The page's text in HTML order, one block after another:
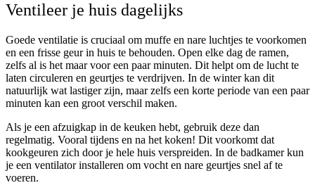
Ventileer je huis dagelijks
Goede ventilatie is cruciaal om muffe en nare luchtjes te voorkomen
en een frisse geur in huis te behouden. Open elke dag de ramen,
zelfs al is het maar voor een paar minuten. Dit helpt om de lucht te
laten circuleren en geurtjes te verdrijven. In de winter kan dit
natuurlijk wat lastiger zijn, maar zelfs een korte periode van een paar
minuten kan een groot verschil maken.
Als je een afzuigkap in de keuken hebt, gebruik deze dan
regelmatig. Vooral tijdens en na het koken! Dit voorkomt dat
kookgeuren zich door je hele huis verspreiden. In de badkamer kun
je een ventilator installeren om vocht en nare geurtjes snel af te
voeren.